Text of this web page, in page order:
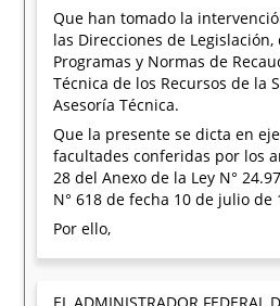
Que han tomado la
las Direcciones de Legislación,
Programas y Normas de
Técnica de los Recursos de la
Asesoría Técnica.
Que la presente se dicta en
facultades conferidas por los
28 del Anexo de la Ley N°
N° 618 de fecha 10 de julio de
Por ello,